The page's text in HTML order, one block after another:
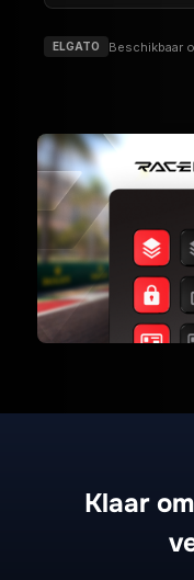
ELGATO Beschikbaar
Klaar